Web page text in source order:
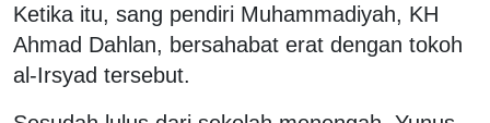
Ketika itu, sang pendiri Muhammadiyah, KH
Ahmad Dahlan, bersahabat erat dengan tokoh
al-Irsyad tersebut.